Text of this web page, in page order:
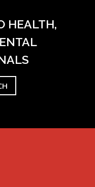
HEALTH,